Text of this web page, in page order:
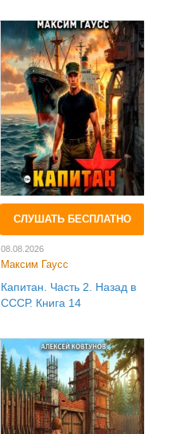
СЛУШАТЬ БЕСПЛАТНО
08.08.2026
Максим Гаусс
Капитан. Часть 2. Назад в
СССР. Книга 14